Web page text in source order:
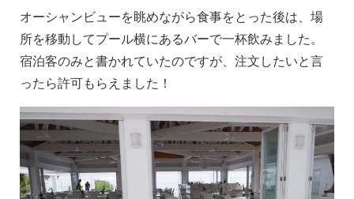
オーシャンビューを眺めながら食事をとった後は、場
所を移動してプール横にあるバーで一杯飲みました。
宿泊客のみと書かれていたのですが、注文したいと言
ったら許可もらえました！